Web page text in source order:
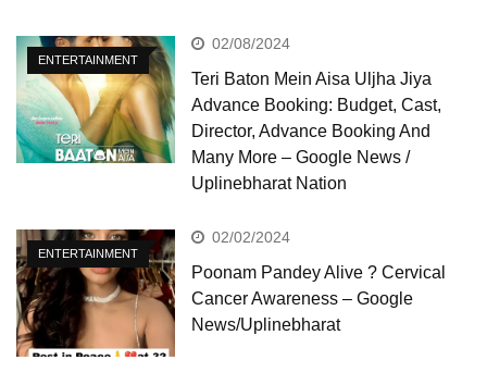
ENTERTAINMENT
02/08/2024
Teri Baton Mein Aisa Uljha Jiya
Advance Booking: Budget, Cast,
Director, Advance Booking And
Many More – Google News /
Uplinebharat Nation
ENTERTAINMENT
02/02/2024
Poonam Pandey Alive ? Cervical
Cancer Awareness – Google
News/Uplinebharat